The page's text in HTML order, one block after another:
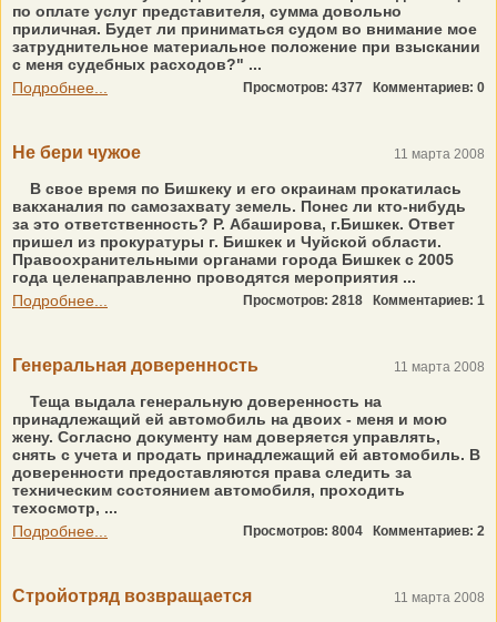
по оплате услуг представителя, сумма довольно
приличная. Будет ли приниматься судом во внимание мое
затруднительное материальное положение при взыскании
с меня судебных расходов?" ...
Подробнее...
Просмотров: 4377 Комментариев: 0
Не бери чужое 11 марта 2008
В свое время по Бишкеку и его окраинам прокатилась
вакханалия по самозахвату земель. Понес ли кто-нибудь
за это ответственность? Р. Абаширова, г.Бишкек. Ответ
пришел из прокуратуры г. Бишкек и Чуйской области.
Правоохранительными органами города Бишкек с 2005
года целенаправленно проводятся мероприятия ...
Подробнее...
Просмотров: 2818 Комментариев: 1
Генеральная доверенность 11 марта 2008
Теща выдала генеральную доверенность на
принадлежащий ей автомобиль на двоих - меня и мою
жену. Согласно документу нам доверяется управлять,
снять с учета и продать принадлежащий ей автомобиль. В
доверенности предоставляются права следить за
техническим состоянием автомобиля, проходить
техосмотр, ...
Подробнее...
Просмотров: 8004 Комментариев: 2
Стройотряд возвращается 11 марта 2008